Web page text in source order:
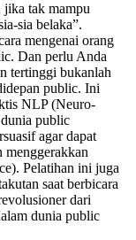
jika tak mampu
sia belaka”.
mengenai orang
Dan perlu Anda
tertinggi bukanlah
public. Ini
NLP (Neuro-
public
agar dapat
menggerakkan
Pelatihan ini juga
saat berbicara
dari
dunia public